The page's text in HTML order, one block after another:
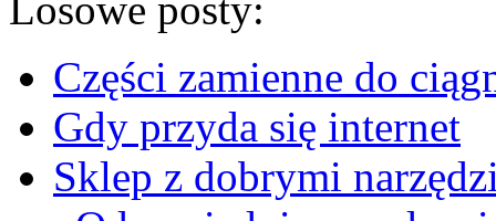
Części zamienne do
Gdy przyda się internet
Sklep z dobrymi